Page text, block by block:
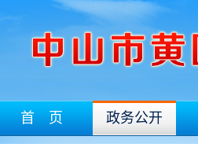
首 页 政务公开